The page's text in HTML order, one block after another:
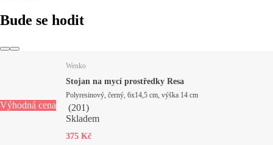
Bude se hodit
Výhodná cena
Wenko
Stojan na mycí prostředky Resa
Polyresinový, černý, 6x14,5 cm, výška 14 cm
(201)
Skladem
375 Kč